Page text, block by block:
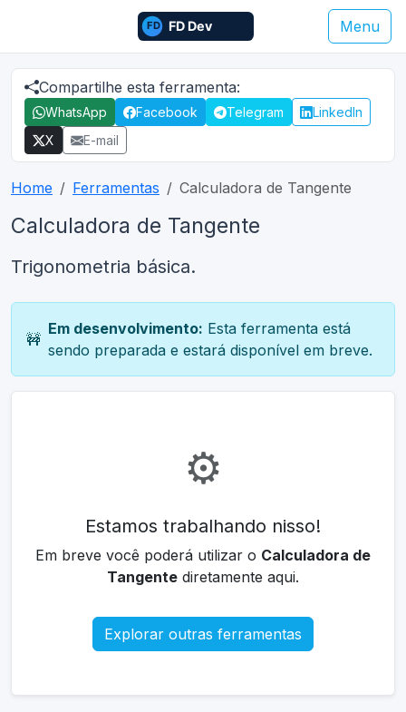
Menu
Compartilhe esta ferramenta:
WhatsApp Facebook Telegram
LinkedIn
X
E-mail
Home Ferramentas Calculadora de Tangente
Calculadora de Tangente
Trigonometria básica.
🚧
Em desenvolvimento: Esta ferramenta está
sendo preparada e estará disponível em breve.
⚙️
Estamos trabalhando nisso!
Em breve você poderá utilizar o Calculadora de
Tangente diretamente aqui.
Explorar outras ferramentas